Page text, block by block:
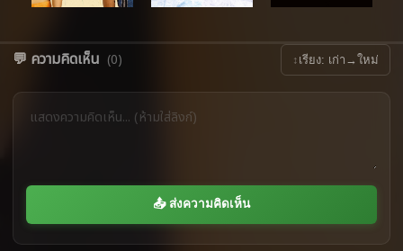
💬 ความคิดเห็น (0) ↕ เรียง: เก่า→ใหม่
📤 ส่งความคิดเห็น